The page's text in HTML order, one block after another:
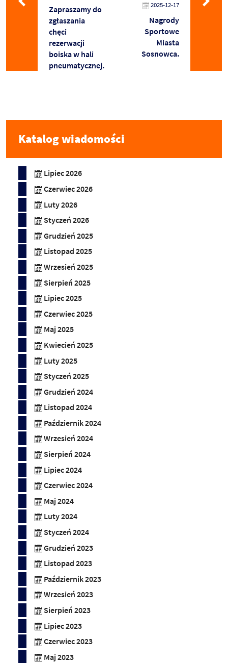
Zapraszamy do
zgłaszania
chęci
rezerwacji
boiska w hali
pneumatycznej.
2025-12-17
Nagrody
Sportowe
Miasta
Sosnowca.
Katalog wiadomości
Lipiec 2026
Czerwiec 2026
Luty 2026
Styczeń 2026
Grudzień 2025
Listopad 2025
Wrzesień 2025
Sierpień 2025
Lipiec 2025
Czerwiec 2025
Maj 2025
Kwiecień 2025
Luty 2025
Styczeń 2025
Grudzień 2024
Listopad 2024
Październik 2024
Wrzesień 2024
Sierpień 2024
Lipiec 2024
Czerwiec 2024
Maj 2024
Luty 2024
Styczeń 2024
Grudzień 2023
Listopad 2023
Październik 2023
Wrzesień 2023
Sierpień 2023
Lipiec 2023
Czerwiec 2023
Maj 2023